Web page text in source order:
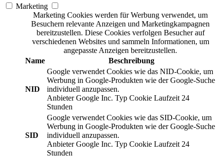
Marketing
Marketing Cookies werden für Werbung verwendet, um
Besuchern relevante Anzeigen und Marketingkampagnen
bereitzustellen. Diese Cookies verfolgen Besucher auf
verschiedenen Websites und sammeln Informationen, um
angepasste Anzeigen bereitzustellen.
Name
Beschreibung
NID
Google verwendet Cookies wie das NID-Cookie, um
Werbung in Google-Produkten wie der Google-Suche
individuell anzupassen.
Anbieter Google Inc. Typ Cookie Laufzeit 24
Stunden
SID
Google verwendet Cookies wie das SID-Cookie, um
Werbung in Google-Produkten wie der Google-Suche
individuell anzupassen.
Anbieter Google Inc. Typ Cookie Laufzeit 24
Stunden